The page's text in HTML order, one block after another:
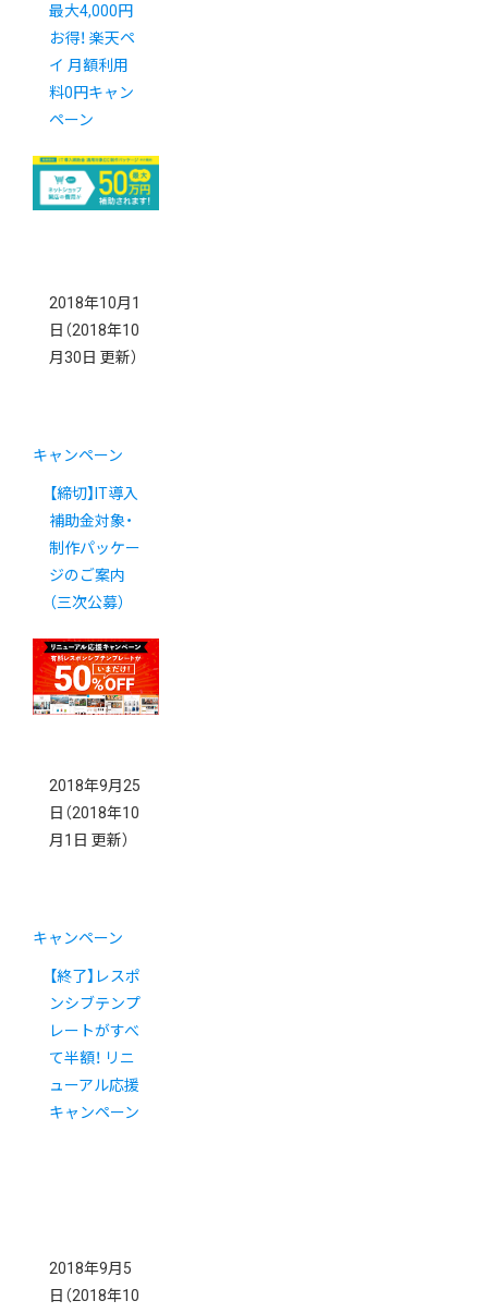
最大4,000円
お得！ 楽天ペ
イ 月額利用
料0円キャン
ペーン
2018年10月1
日 （2018年10
月30日 更新）
キャンペーン
【締切】IT導入
補助金対象・
制作パッケー
ジのご案内
（三次公募）
2018年9月25
日 （2018年10
月1日 更新）
キャンペーン
【終了】レスポ
ンシブテンプ
レートがすべ
て半額！ リニ
ューアル応援
キャンペーン
2018年9月5
日 （2018年10